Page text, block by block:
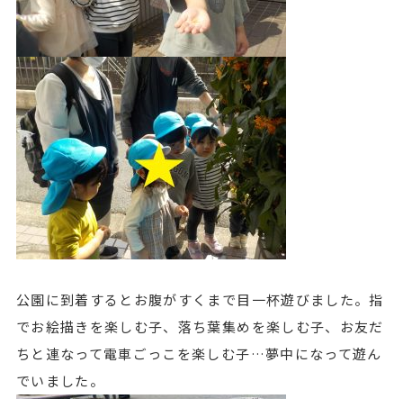
公園に到着するとお腹がすくまで目一杯遊びました。指
でお絵描きを楽しむ子、落ち葉集めを楽しむ子、お友だ
ちと連なって電車ごっこを楽しむ子…夢中になって遊ん
でいました。